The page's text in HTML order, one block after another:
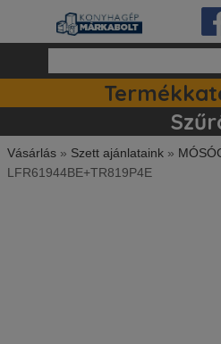
Vásárlás » Szett ajánlataink »
LFR61944BE+TR819P4E